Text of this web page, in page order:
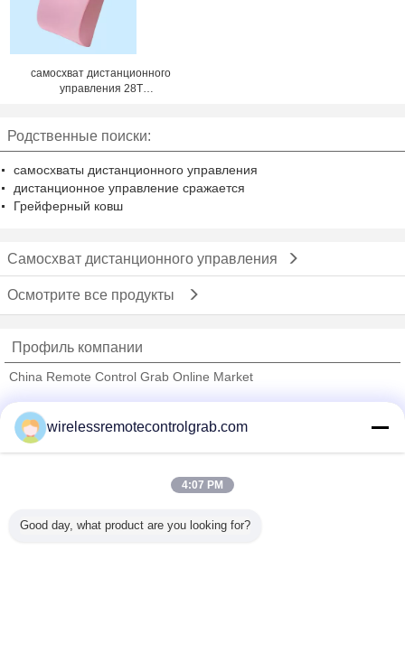
самосхват дистанционного
управления 28T
сухогруза
Родственные поиски:
самосхваты дистанционного управления
дистанционное управление сражается
Грейферный ковш
Самосхват дистанционного управления
Осмотрите все продукты
Профиль компании
China Remote Control Grab Online Market
Trust Seal
Verified Suplier
Все продукты
wirelessremotecontrolgrab.com
4:07 PM
Good day, what product are you looking for?